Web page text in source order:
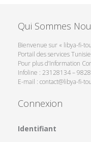
Qui Sommes
Bienvenue sur « libya-fi-
Portail des services
Pour plus d’Information
Infoline : 23128134 –
E-mail : contact@libya-fi-
Connexion
Identifiant